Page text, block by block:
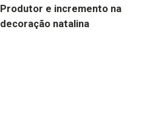
Produtor e incremento na
decoração natalina